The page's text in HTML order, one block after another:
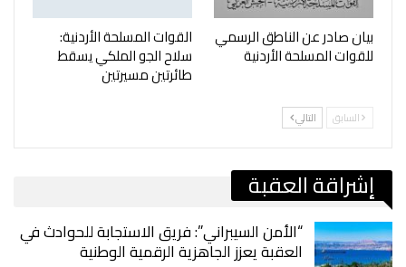
بيان صادر عن الناطق الرسمي
للقوات المسلحة الأردنية
القوات المسلحة الأردنية:
سلاح الجو الملكي يسقط
طائرتين مسيرتين
السابق التالي
إشراقة العقبة
“الأمن السيبراني”: فريق الاستجابة للحوادث في
العقبة يعزز الجاهزية الرقمية الوطنية